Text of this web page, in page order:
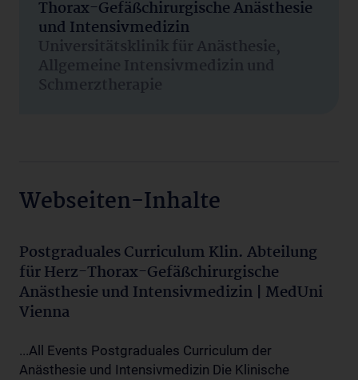
Thorax-Gefäßchirurgische Anästhesie
und Intensivmedizin
Universitätsklinik für Anästhesie,
Allgemeine Intensivmedizin und
Schmerztherapie
Webseiten-Inhalte
Postgraduales Curriculum Klin. Abteilung
für Herz-Thorax-Gefäßchirurgische
Anästhesie und Intensivmedizin | MedUni
Vienna
...All Events Postgraduales Curriculum der
Anästhesie und Intensivmedizin Die Klinische